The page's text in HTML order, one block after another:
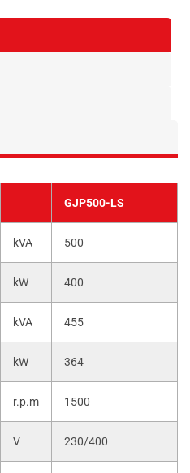
GJP500-LS
kVA 500
kW 400
kVA 455
kW 364
r.p.m 1500
V 230/400